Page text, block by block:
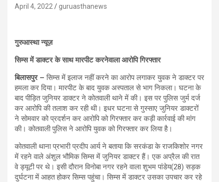
April 4, 2022 guruasthanews
गुरुआस्था न्यूज़
सिम्स में डाक्टर के साथ मारपीट करनेवाला आरोपि गिरफ्तार
बिलासपुर –सिम्स में इलाज नहीं करने का आरोप लगाकर युवक ने डाक्टर पर
हमला कर दिया। मारपीट के बाद युवक अस्पताल से भाग निकला। घटना के
बाद पीड़ित जुनियर डाक्टर ने कोतवाली थाने में की। इस पर पुलिस जुर्म दर्ज
कर आरोपि की तलाश कर रही थी। इधर घटना से गुस्साए जुनियर डाक्टरों
ने सोमवार को प्रदर्शन कर आरोपि को गिरफ्तार कर कड़ी कार्रवाई की मांग
की। कोतवाली पुलिस ने आरोपि युवक को गिरफ्तार कर लिया है।
कोतवाली थाना प्रभारी प्रदीप आर्य ने बताया कि सरकंडा के राजकिशोर नगर
में रहने वाले अंशुल भौमिक सिम्स में जुनियर डाक्टर हैं। एक अप्रैल की रात
वे ड्यूटी पर थे। इसी दौरान विनोबा नगर रहने वाला शुभम पांडेय(28) सड़क
दुर्घटना में आहत होकर सिम्स पहुंचा। सिम्स में डाक्टर उसका उपचार कर रहे